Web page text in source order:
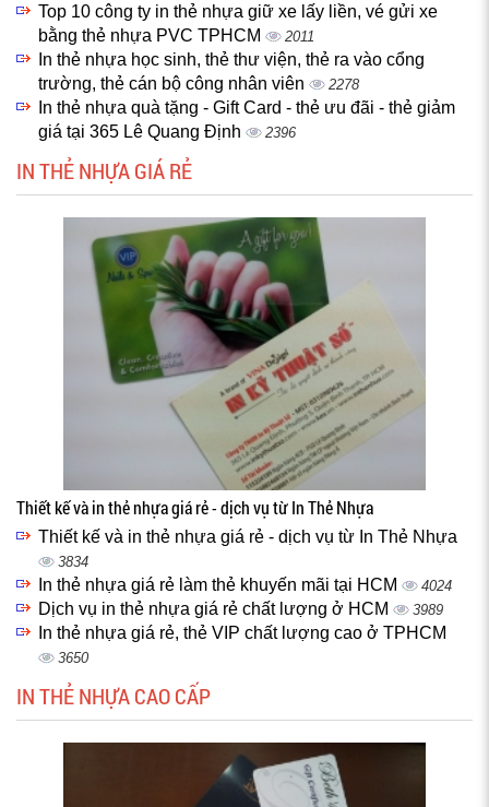
Top 10 công ty in thẻ nhựa giữ xe lấy liền, vé gửi xe
bằng thẻ nhựa PVC TPHCM
2011
In thẻ nhựa học sinh, thẻ thư viện, thẻ ra vào cổng
trường, thẻ cán bộ công nhân viên
2278
In thẻ nhựa quà tặng - Gift Card - thẻ ưu đãi - thẻ giảm
giá tại 365 Lê Quang Định
2396
IN THẺ NHỰA GIÁ RẺ
Thiết kế và in thẻ nhựa giá rẻ - dịch vụ từ In Thẻ Nhựa
Thiết kế và in thẻ nhựa giá rẻ - dịch vụ từ In Thẻ Nhựa
3834
In thẻ nhựa giá rẻ làm thẻ khuyến mãi tại HCM 4024
Dịch vụ in thẻ nhựa giá rẻ chất lượng ở HCM 3989
In thẻ nhựa giá rẻ, thẻ VIP chất lượng cao ở TPHCM
3650
IN THẺ NHỰA CAO CẤP